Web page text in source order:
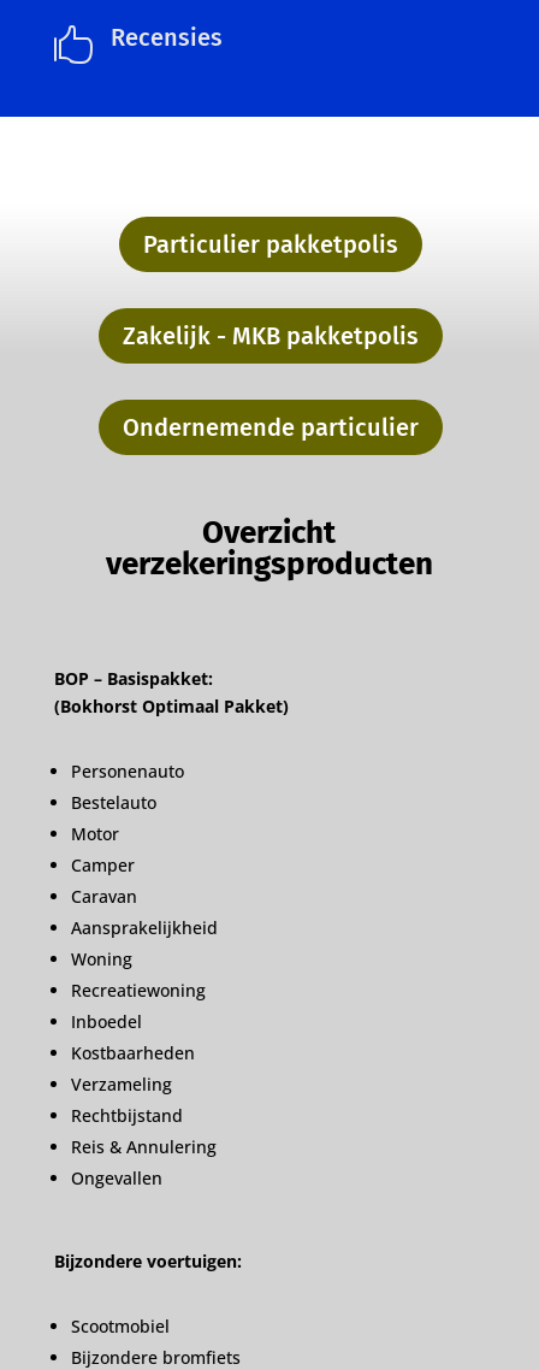
 Recensies
Particulier pakketpolis
Zakelijk - MKB pakketpolis
Ondernemende particulier
Overzicht
verzekeringsproducten
BOP – Basispakket:
(Bokhorst Optimaal Pakket)
Personenauto
Bestelauto
Motor
Camper
Caravan
Aansprakelijkheid
Woning
Recreatiewoning
Inboedel
Kostbaarheden
Verzameling
Rechtbijstand
Reis & Annulering
Ongevallen
Bijzondere voertuigen:
Scootmobiel
Bijzondere bromfiets